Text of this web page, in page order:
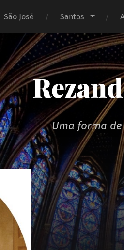
São José Santos
Uma forma